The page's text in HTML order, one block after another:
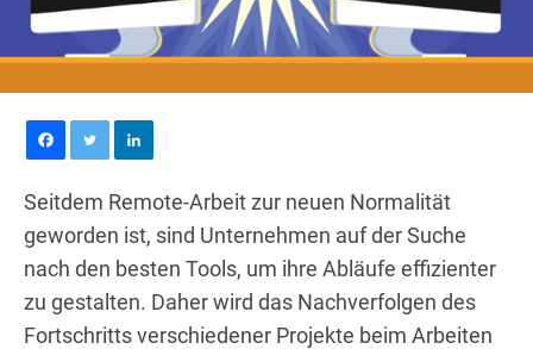
Seitdem Remote-Arbeit zur neuen Normalität
geworden ist, sind Unternehmen auf der Suche
nach den besten Tools, um ihre Abläufe effizienter
zu gestalten. Daher wird das Nachverfolgen des
Fortschritts verschiedener Projekte beim Arbeiten